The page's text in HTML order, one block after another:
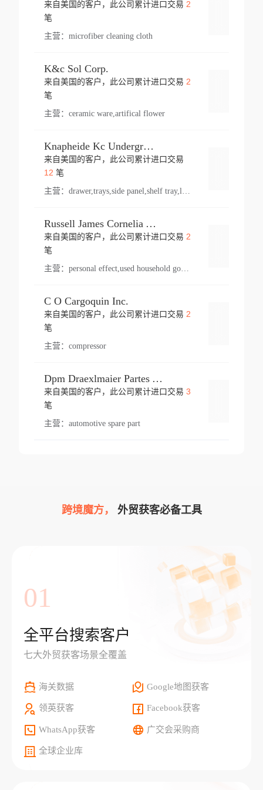
来自美国的客户，此公司累计进口交易 2
笔
主营： microfiber cleaning cloth
K&c Sol Corp.
来自美国的客户，此公司累计进口交易 2
笔
主营： ceramic ware,artifical flower
Knapheide Kc Underground
来自美国的客户，此公司累计进口交易
12 笔
主营：
Russell James Cornelia Arlington Va
来自美国的客户，此公司累计进口交易 2
笔
主营： personal effect,used household goods
C O Cargoquin Inc.
来自美国的客户，此公司累计进口交易 2
笔
主营： compressor
Dpm Draexlmaier Partes Automotrices Corr Ind Huejotzingo
来自美国的客户，此公司累计进口交易 3
笔
主营： automotive spare part
跨境魔方， 外贸获客必备工具
01
全平台搜索客户
七大外贸获客场景全覆盖
海关数据 Google地图获客
领英获客 Facebook获客
WhatsApp获客 广交会采购商
全球企业库